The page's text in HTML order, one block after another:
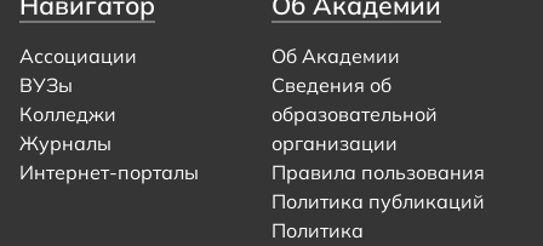
Ассоциации
ВУЗы
Колледжи
Журналы
Интернет-порталы
Об Академии
Сведения об
образовательной
организации
Правила пользования
Политика публикаций
Политика